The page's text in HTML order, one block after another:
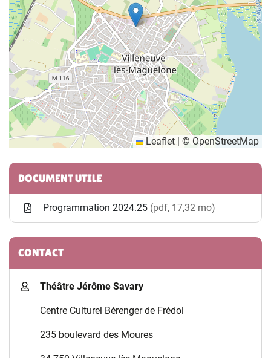
Leaflet | © OpenStreetMap
Informations complémentaires
DOCUMENT UTILE
Programmation 2024.25 (pdf, 17,32 mo)
CONTACT
Théâtre Jérôme Savary
Centre Culturel Bérenger de Frédol
235 boulevard des Moures